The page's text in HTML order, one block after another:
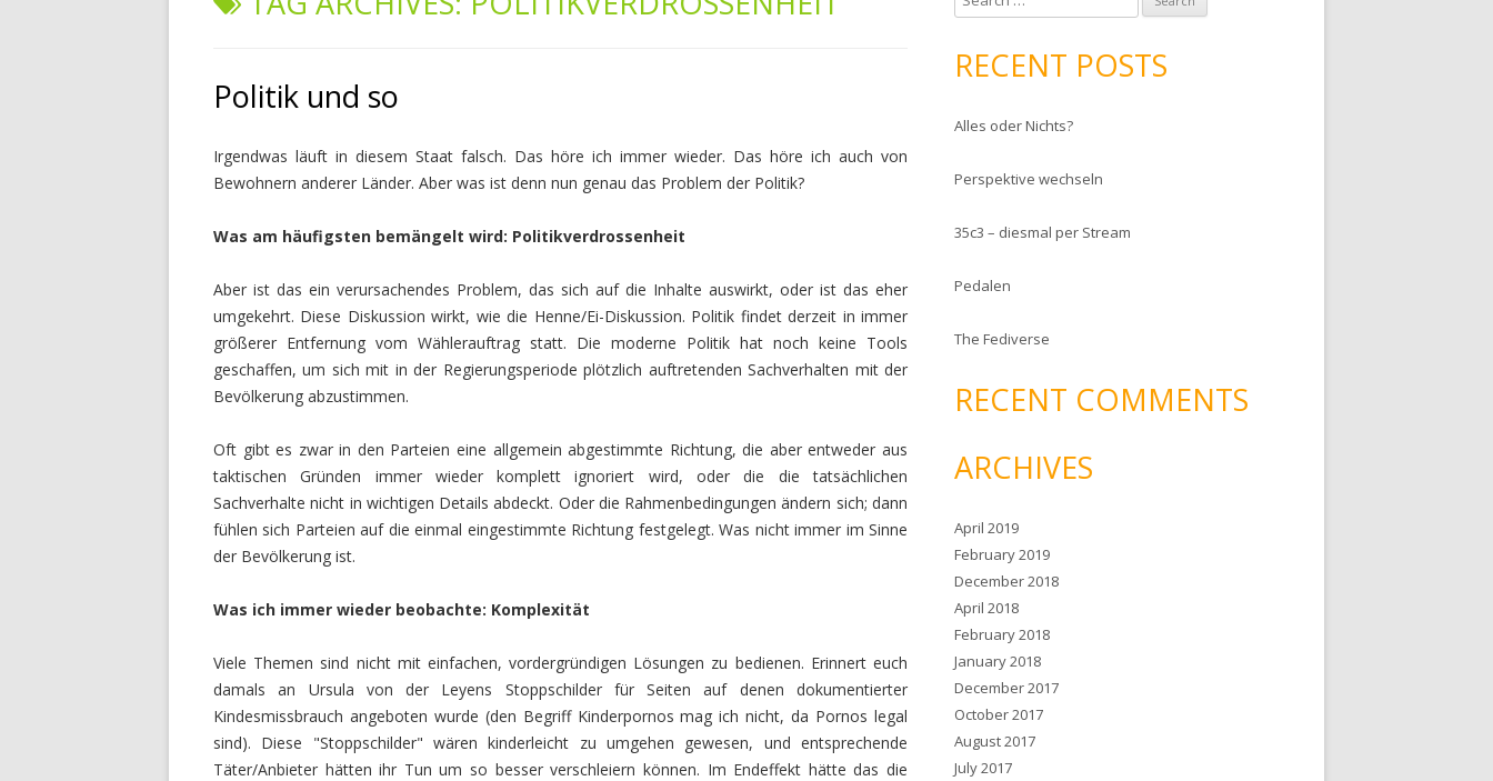
Politik und so
Irgendwas läuft in diesem Staat falsch. Das höre ich immer wieder. Das höre ich auch von
Bewohnern anderer Länder. Aber was ist denn nun genau das Problem der Politik?
Was am häufigsten bemängelt wird: Politikverdrossenheit
Aber ist das ein verursachendes Problem, das sich auf die Inhalte auswirkt, oder ist das eher
umgekehrt. Diese Diskussion wirkt, wie die Henne/Ei-Diskussion. Politik findet derzeit in immer
größerer Entfernung vom Wählerauftrag statt. Die moderne Politik hat noch keine Tools
geschaffen, um sich mit in der Regierungsperiode plötzlich auftretenden Sachverhalten mit der
Bevölkerung abzustimmen.
Oft gibt es zwar in den Parteien eine allgemein abgestimmte Richtung, die aber entweder aus
taktischen Gründen immer wieder komplett ignoriert wird, oder die die tatsächlichen
Sachverhalte nicht in wichtigen Details abdeckt. Oder die Rahmenbedingungen ändern sich; dann
fühlen sich Parteien auf die einmal eingestimmte Richtung festgelegt. Was nicht immer im Sinne
der Bevölkerung ist.
Was ich immer wieder beobachte: Komplexität
Viele Themen sind nicht mit einfachen, vordergründigen Lösungen zu bedienen. Erinnert euch
damals an Ursula von der Leyens Stoppschilder für Seiten auf denen dokumentierter
Kindesmissbrauch angeboten wurde (den Begriff Kinderpornos mag ich nicht, da Pornos legal
sind). Diese "Stoppschilder" wären kinderleicht zu umgehen gewesen, und entsprechende
Täter/Anbieter hätten ihr Tun um so besser verschleiern können. Im Endeffekt hätte das die
e
r
h
o
:
RECENT POSTS
Alles oder Nichts?
Perspektive wechseln
35c3 – diesmal per Stream
Pedalen
The Fediverse
RECENT COMMENTS
ARCHIVES
April 2019
February 2019
December 2018
April 2018
February 2018
January 2018
December 2017
October 2017
August 2017
July 2017